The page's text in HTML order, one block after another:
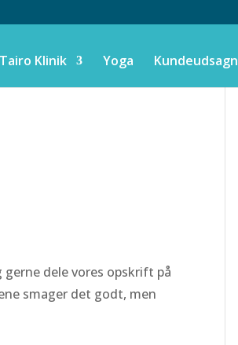
Tairo Klinik Yoga Kundeudsagn
dele vores opskrift på
smager det godt, men